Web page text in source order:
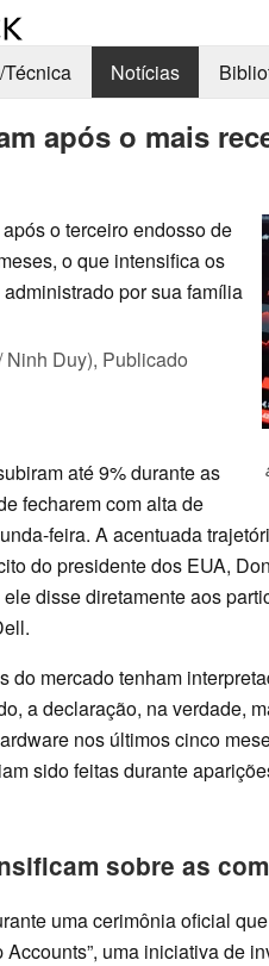
Técnica Notícias
após o mais
o terceiro endosso de
o que intensifica os
por sua família
Duy), Publicado
até 9% durante as
fecharem com alta de
feira. A acentuada
do presidente dos EUA,
disse diretamente aos
do mercado tenham
a declaração, na verdade,
nos últimos cinco
sido feitas durante
sobre as
uma cerimônia oficial
Accounts”, uma iniciativa de